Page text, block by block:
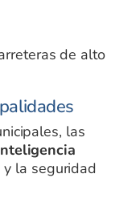
de alto
las
y la seguridad